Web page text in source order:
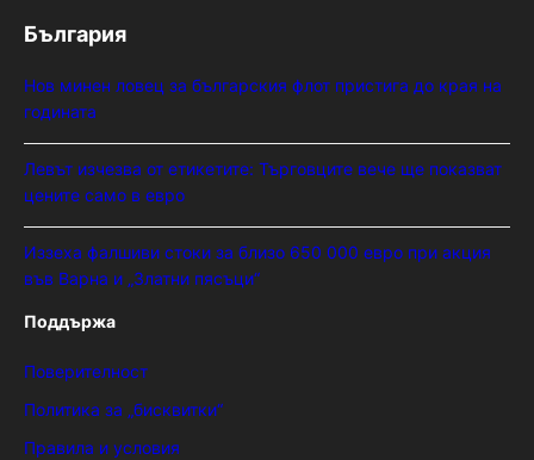
България
Нов минен ловец за българския флот пристига до края на
годината
Левът изчезва от етикетите: Търговците вече ще показват
цените само в евро
Иззеха фалшиви стоки за близо 650 000 евро при акция
във Варна и „Златни пясъци“
Поддържа
Поверителност
Политика за „бисквитки“
Правила и условия